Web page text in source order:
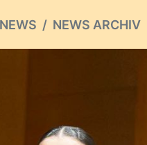
NEWS NEWS ARCHIV